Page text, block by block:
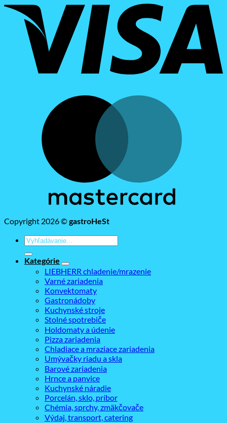
Copyright 2026 ©gastroHeSt
Hľadať:
Kategórie
LIEBHERR chladenie/mrazenie
Varné zariadenia
Konvektomaty
Gastronádoby
Kuchynské stroje
Stolné spotrebiče
Holdomaty a údenie
Pizza zariadenia
Chladiace a mraziace zariadenia
Umývačky riadu a skla
Barové zariadenia
Hrnce a panvice
Kuchynské náradie
Porcelán, sklo, príbor
Chémia, sprchy, zmäkčovače
Výdaj, transport, catering